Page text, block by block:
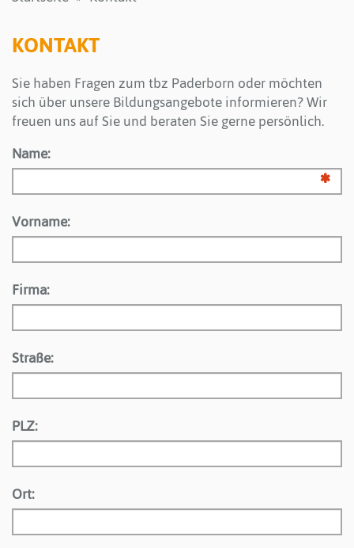
KONTAKT
Sie haben Fragen zum tbz Paderborn oder möchten
sich über unsere Bildungsangebote informieren? Wir
freuen uns auf Sie und beraten Sie gerne persönlich.
Name:
Vorname:
Firma:
Straße:
PLZ:
Ort: